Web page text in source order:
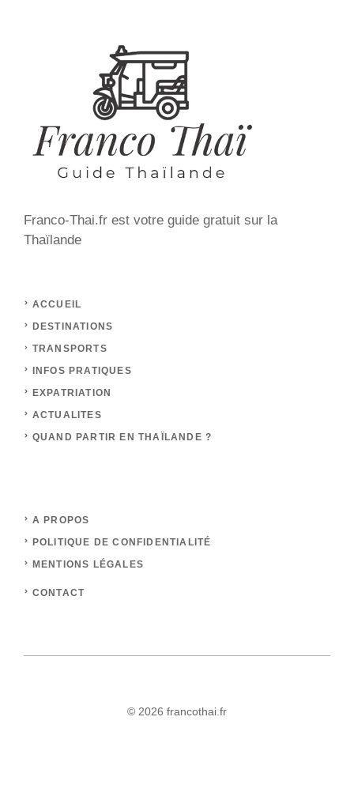
Franco-Thai.fr est votre guide gratuit sur la
Thaïlande
ACCUEIL
DESTINATIONS
TRANSPORTS
INFOS PRATIQUES
EXPATRIATION
ACTUALITES
QUAND PARTIR EN THAÏLANDE ?
A PROPOS
POLITIQUE DE CONFIDENTIALITÉ
MENTIONS LÉGALES
CONTACT
© 2026 francothai.fr